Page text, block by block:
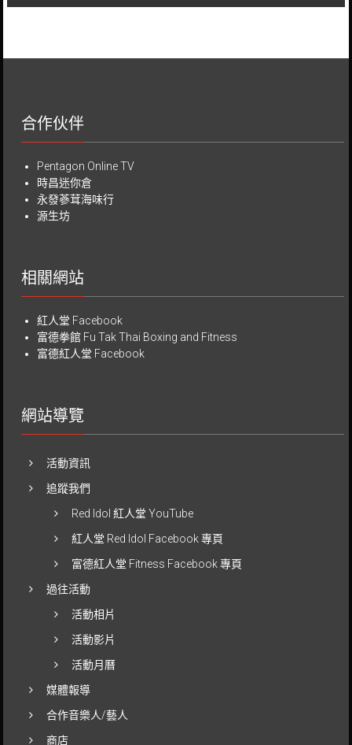
合作伙伴
Pentagon Online TV
時昌迷你倉
永發蔘茸海味行
源生坊
相關網站
紅人堂 Facebook
富德拳館 Fu Tak Thai Boxing and Fitness
富德紅人堂 Facebook
網站導覽
活動資訊
追蹤我們
Red Idol 紅人堂 YouTube
紅人堂 Red Idol Facebook 專頁
富德紅人堂 Fitness Facebook 專頁
過往活動
活動相片
活動影片
活動月曆
媒體報導
合作音樂人/藝人
商店